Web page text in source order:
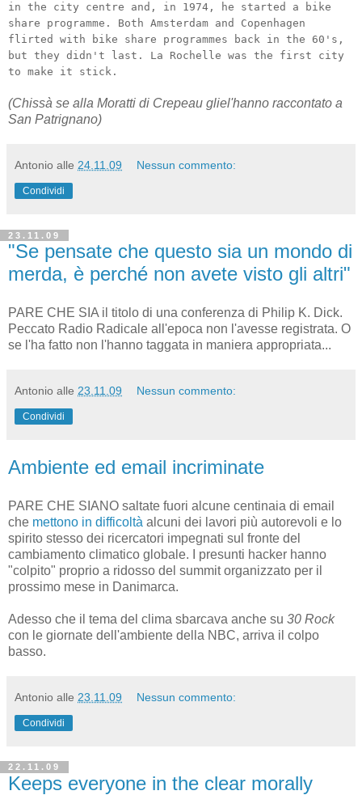
in the city centre and, in 1974, he started a bike
share programme. Both Amsterdam and Copenhagen
flirted with bike share programmes back in the 60's,
but they didn't last. La Rochelle was the first city
to make it stick.
(Chissà se alla Moratti di Crepeau gliel'hanno raccontato a
San Patrignano)
Antonio alle 24.11.09 Nessun commento:
Condividi
23.11.09
"Se pensate che questo sia un mondo di
merda, è perché non avete visto gli altri"
PARE CHE SIA il titolo di una conferenza di Philip K. Dick.
Peccato Radio Radicale all'epoca non l'avesse registrata. O
se l'ha fatto non l'hanno taggata in maniera appropriata...
Antonio alle 23.11.09 Nessun commento:
Condividi
Ambiente ed email incriminate
PARE CHE SIANO saltate fuori alcune centinaia di email
che mettono in difficoltà alcuni dei lavori più autorevoli e lo
spirito stesso dei ricercatori impegnati sul fronte del
cambiamento climatico globale. I presunti hacker hanno
"colpito" proprio a ridosso del summit organizzato per il
prossimo mese in Danimarca.
Adesso che il tema del clima sbarcava anche su 30 Rock
con le giornate dell'ambiente della NBC, arriva il colpo
basso.
Antonio alle 23.11.09 Nessun commento:
Condividi
22.11.09
Keeps everyone in the clear morally